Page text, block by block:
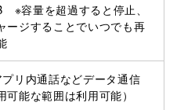
※容量を超過すると停止、
ージすることでいつでも再
プリ内通話などデータ通信
可能な範囲は利用可能）